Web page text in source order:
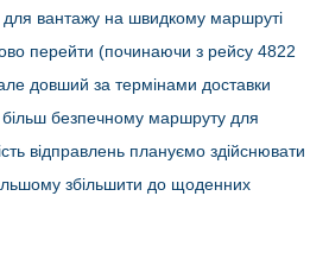
для вантажу на швидкому маршруті
перейти (починаючи з рейсу 4822
довший за термінами доставки
безпечному маршруту для
відправлень плануємо здійснювати
збільшити до щоденних